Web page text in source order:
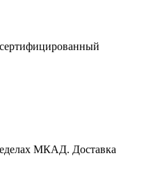
МКАД. Доставка